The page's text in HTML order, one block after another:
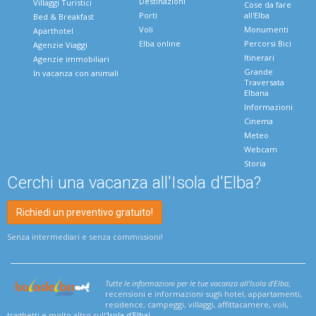
Villaggi Turistici
Bed & Breakfast
Aparthotel
Agenzie Viaggi
Agenzie immobiliari
In vacanza con animali
Porti
Voli
Elba online
Cose da fare
all'Elba
Monumenti
Percorsi Bici
Itinerari
Grande
Traversata
Elbana
Informazioni
Cinema
Meteo
Webcam
Storia
Cerchi una vacanza all'Isola d'Elba?
Richiedi un preventivo gratuito!
Senza intermediari e senza commissioni!
Tutte le informazioni per le tue vacanza all'Isola d'Elba,
recensioni e informazioni sugli hotel, appartamenti,
residence, campeggi, villaggi, affittacamere, voli,